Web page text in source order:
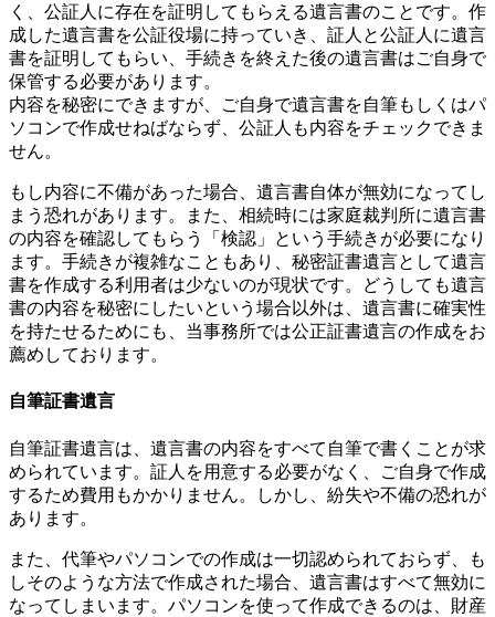
く、公証人に存在を証明してもらえる遺言書のことです。作
成した遺言書を公証役場に持っていき、証人と公証人に遺言
書を証明してもらい、手続きを終えた後の遺言書はご自身で
保管する必要があります。
内容を秘密にできますが、ご自身で遺言書を自筆もしくはパ
ソコンで作成せねばならず、公証人も内容をチェックできま
せん。
もし内容に不備があった場合、遺言書自体が無効になってし
まう恐れがあります。また、相続時には家庭裁判所に遺言書
の内容を確認してもらう「検認」という手続きが必要になり
ます。手続きが複雑なこともあり、秘密証書遺言として遺言
書を作成する利用者は少ないのが現状です。どうしても遺言
書の内容を秘密にしたいという場合以外は、遺言書に確実性
を持たせるためにも、当事務所では公正証書遺言の作成をお
薦めしております。
自筆証書遺言
自筆証書遺言は、遺言書の内容をすべて自筆で書くことが求
められています。証人を用意する必要がなく、ご自身で作成
するため費用もかかりません。しかし、紛失や不備の恐れが
あります。
また、代筆やパソコンでの作成は一切認められておらず、も
しそのような方法で作成された場合、遺言書はすべて無効に
なってしまいます。パソコンを使って作成できるのは、財産